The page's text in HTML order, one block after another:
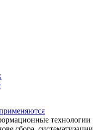
технологии